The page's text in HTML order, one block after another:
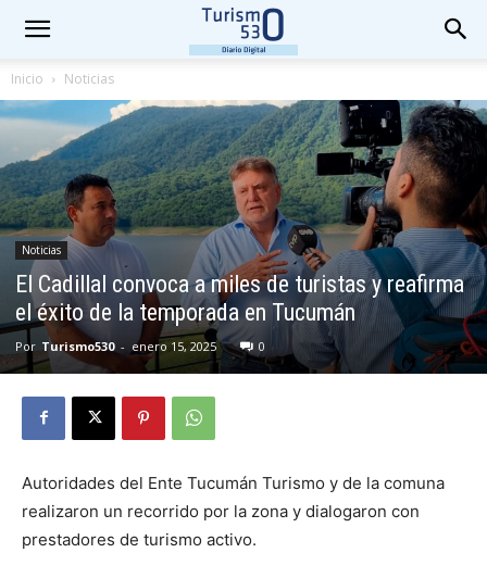
Inicio Noticias
Noticias
El Cadillal convoca a miles de turistas y reafirma
el éxito de la temporada en Tucumán
Por Turismo530 - enero 15, 2025 0
Autoridades del Ente Tucumán Turismo y de la comuna
realizaron un recorrido por la zona y dialogaron con
prestadores de turismo activo.